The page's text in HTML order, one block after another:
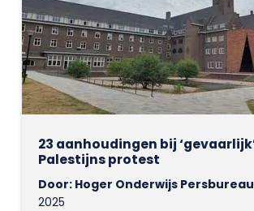
23 aanhoudingen bij
Palestijns protest
Door: Hoger Onderwijs Persbureau
2025